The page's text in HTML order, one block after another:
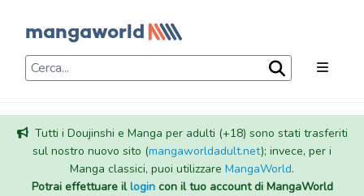
Tutti i Doujinshi e Manga per adulti (+18) sono stati trasferiti
sul nostro nuovo sito (mangaworldadult.net); invece, per i
Manga classici, puoi utilizzare MangaWorld.
Potrai effettuare illogincon il tuo account di MangaWorld